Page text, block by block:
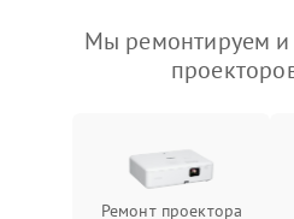
Мы ремонтируем и
Ремонт проектора